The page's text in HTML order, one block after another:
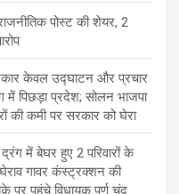
पोस्ट की शेयर, 2
केवल उद्घाटन और प्रचार
में पिछड़ा प्रदेश; सोलन भाजपा
की कमी पर सरकार को घेरा
द्रंग में बेघर हुए 2 परिवारों के
गावर कंस्ट्रक्शन की